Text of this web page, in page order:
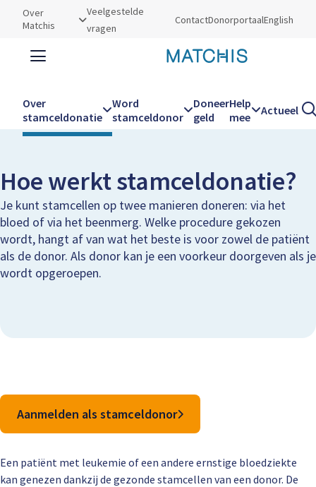
Utilities
Over
Matchis
Veelgestelde
vragen
ContactDonorportaalEnglish
Hoofdnavigatie
Over
stamceldonatie
Word
stamceldonor
Doneer
geld
Help
mee
Actueel
Kruimelpad
Home Over stamceldonatie Hoe werkt stamceldonatie
Hoe werkt stamceldonatie?
Je kunt stamcellen op twee manieren doneren: via het
bloed of via het beenmerg. Welke procedure gekozen
wordt, hangt af van wat het beste is voor zowel de patiënt
als de donor. Als donor kan je een voorkeur doorgeven als je
wordt opgeroepen.
Aanmelden als stamceldonor
Een patiënt met leukemie of een andere ernstige bloedziekte
kan genezen dankzij de gezonde stamcellen van een donor. De